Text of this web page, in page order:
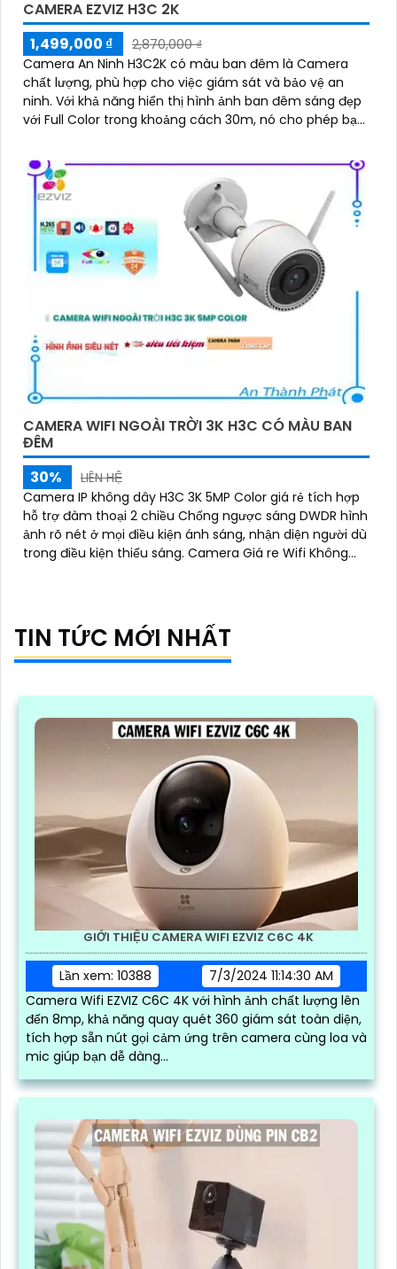
CAMERA EZVIZ H3C 2K
1,499,000 ₫
2,870,000 ₫
Camera An Ninh H3C2K có màu ban đêm là Camera
chất lượng, phù hợp cho việc giám sát và bảo vệ an
ninh. Với khả năng hiển thị hình ảnh ban đêm sáng đẹp
với Full Color trong khoảng cách 30m, nó cho phép bạn
CAMERA WIFI NGOÀI TRỜI 3K H3C CÓ MÀU BAN
ĐÊM
30%
LIÊN HỆ
Camera IP không dây H3C 3K 5MP Color giá rẻ tích hợp
hỗ trợ đàm thoại 2 chiều Chống ngược sáng DWDR hình
ảnh rõ nét ở mọi điều kiện ánh sáng, nhận diện người dù
trong điều kiện thiếu sáng. Camera Giá re Wifi Không
TIN TỨC MỚI NHẤT
GIỚI THIỆU CAMERA WIFI EZVIZ C6C 4K
Lần xem: 10388
7/3/2024 11:14:30 AM
Camera Wifi EZVIZ C6C 4K với hình ảnh chất lượng lên
đến 8mp, khả năng quay quét 360 giám sát toàn diện,
tích hợp sẵn nút gọi cảm ứng trên camera cùng loa và
mic giúp bạn dễ dàng...